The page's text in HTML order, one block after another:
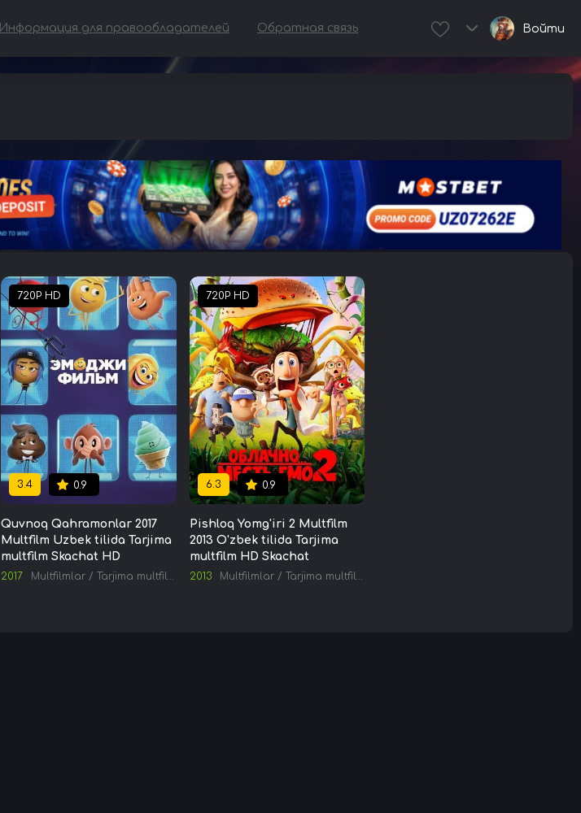
Информация для правообладателей Обратная связь Войти
720P HD
3.4 0.9
Quvnoq Qahramonlar 2017
Multfilm Uzbek tilida Tarjima
multfilm Skachat HD
2017 Multfilmlar / Tarjima multfilmlar
720P HD
6.3 0.9
Pishloq Yomg'iri 2 Multfilm
2013 O'zbek tilida Tarjima
multfilm HD Skachat
2013 Multfilmlar/ Tarjima multfilmlar